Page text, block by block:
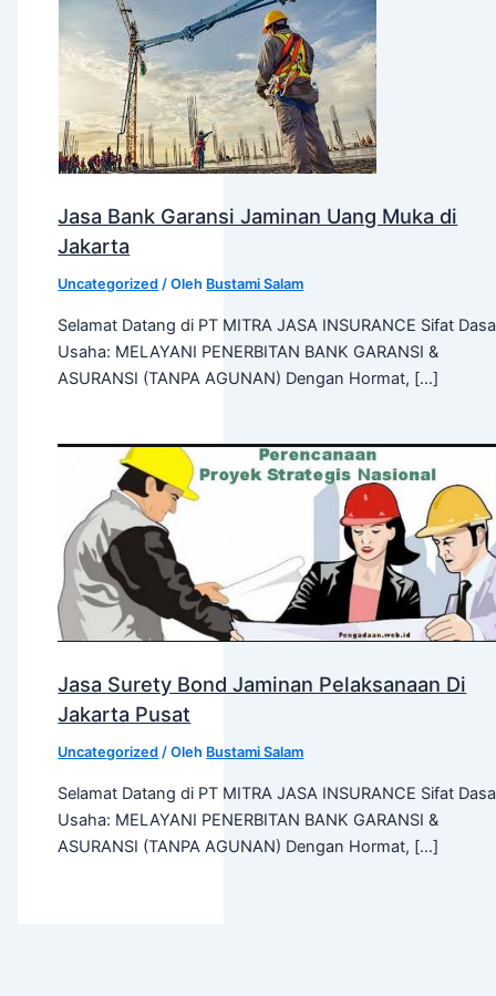
Jasa Bank Garansi Jaminan Uang Muka di
Jakarta
Uncategorized / Oleh Bustami Salam
Selamat Datang di PT MITRA JASA INSURANCE Sifat
Usaha: MELAYANI PENERBITAN BANK GARANSI &
ASURANSI (TANPA AGUNAN) Dengan Hormat, […]
Jasa Surety Bond Jaminan Pelaksanaan Di
Jakarta Pusat
Uncategorized / Oleh Bustami Salam
Selamat Datang di PT MITRA JASA INSURANCE Sifat
Usaha: MELAYANI PENERBITAN BANK GARANSI &
ASURANSI (TANPA AGUNAN) Dengan Hormat, […]